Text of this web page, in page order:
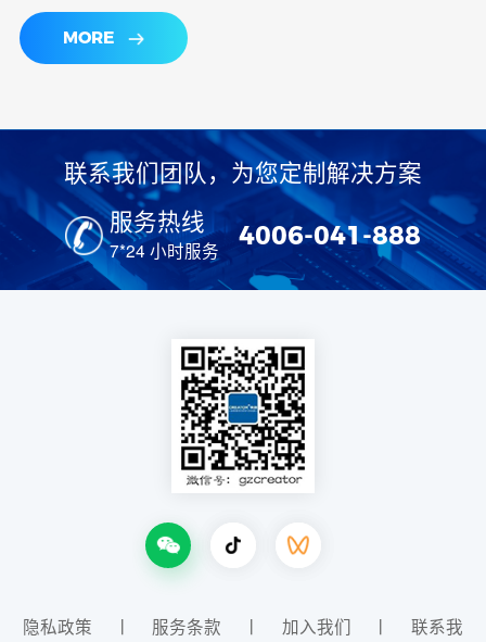
MORE
联系我们团队，为您定制解决方案
服务热线
7*24 小时服务 4006-041-888
隐私政策 丨 服务条款 丨 加入我们 丨
联系我